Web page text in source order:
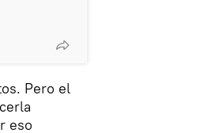
Pero el
eso